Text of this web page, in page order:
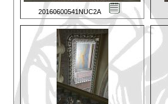
20160600541NUC2A